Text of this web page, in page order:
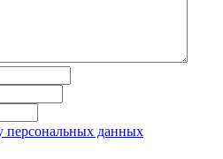
персональных данных